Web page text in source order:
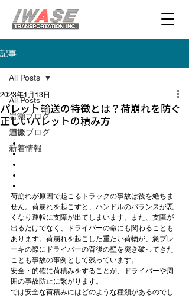
記事
All Posts
岩瀬ブログ
運搬ブログ
新着情報
All Posts
パレット輸送の特徴とは？荷崩れを防ぐ
正しいパレットの積み方
2023年1月13日
目次
荷崩れが原因で起こるトラックの事故は後を絶ちま
せん。荷崩れを起こすと、ハンドルのバランスが悪
くなり運転に支障が出てしまいます。また、支障が
出るだけでなく、ドライバーの命にも関わることも
あります。荷崩れを起こした重たい荷物が、急ブレ
ーキの際にドライバーの背後の壁を突き破ってきた
ことも事故の事例として残っています。
安全・的確に荷積みをすることが、ドライバーや周
囲の事故防止に繋がります。
では安全な荷積みにはどのような種類があるのでし